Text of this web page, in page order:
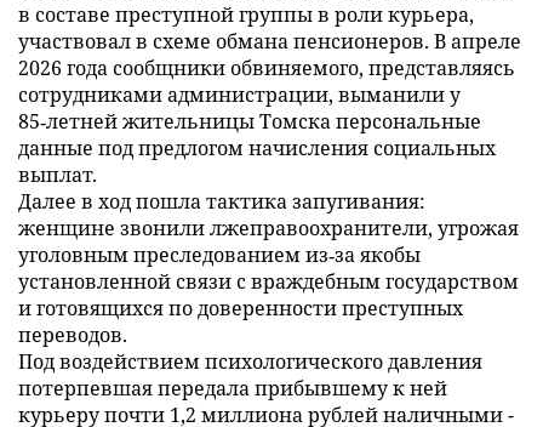
в составе преступной группы в роли курьера,
участвовал в схеме обмана пенсионеров. В апреле
2026 года сообщники обвиняемого, представляясь
сотрудниками администрации, выманили у
85‑летней жительницы Томска персональные
данные под предлогом начисления социальных
выплат.
Далее в ход пошла тактика запугивания:
женщине звонили лжеправоохранители, угрожая
уголовным преследованием из‑за якобы
установленной связи с враждебным государством
и готовящихся по доверенности преступных
переводов.
Под воздействием психологического давления
потерпевшая передала прибывшему к ней
курьеру почти 1,2 миллиона рублей наличными -